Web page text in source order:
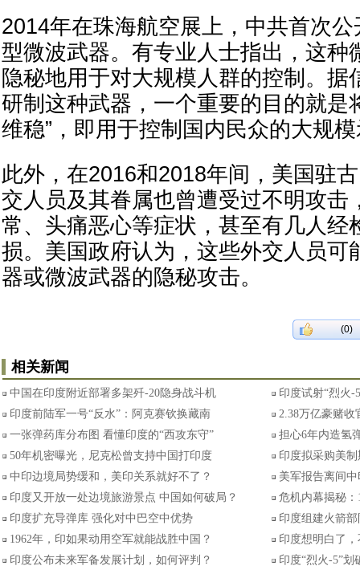
2014年在珠海航空展上，中共首次
型微波武器。有专业人士指出，这种
隐秘地用于对大规模人群的控制。据
研制这种武器，一个重要的目的就是
维稳”，即用于控制国内民众的大规
此外，在2016和2018年间，美国驻
交人员及其眷属也曾遭受过不明攻击
常、头痛恶心等症状，甚至有几人经
损。美国政府认为，这些外交人员可
器或微波武器的隐秘攻击。
(0)
相关新闻
中国在印度附近部署多架歼-20隐身战斗机
印度试射“烈火-
印度前陆军一号“反水”：阿克赛钦换藏南
2.38万亿豪赌收
一张弹药库分布图 看懂印度的“西攻东守”
担心6年内造氢
50年机密曝光，尼克松曾支持中国打印度
印度拟采购美
中印边境局势缓和，美印关系就好不了？
美军报告离间
印度又开放一处边境旅游景点 中国如何破局？
危机内幕揭秘
印度扩充导弹库 强化对中巴空中优势
印度组建火箭
1962年，印如果动用空军就能战胜中国？
印度想明白了
印度公布未来军备发展计划，如何评判？
印度“烈火-5”